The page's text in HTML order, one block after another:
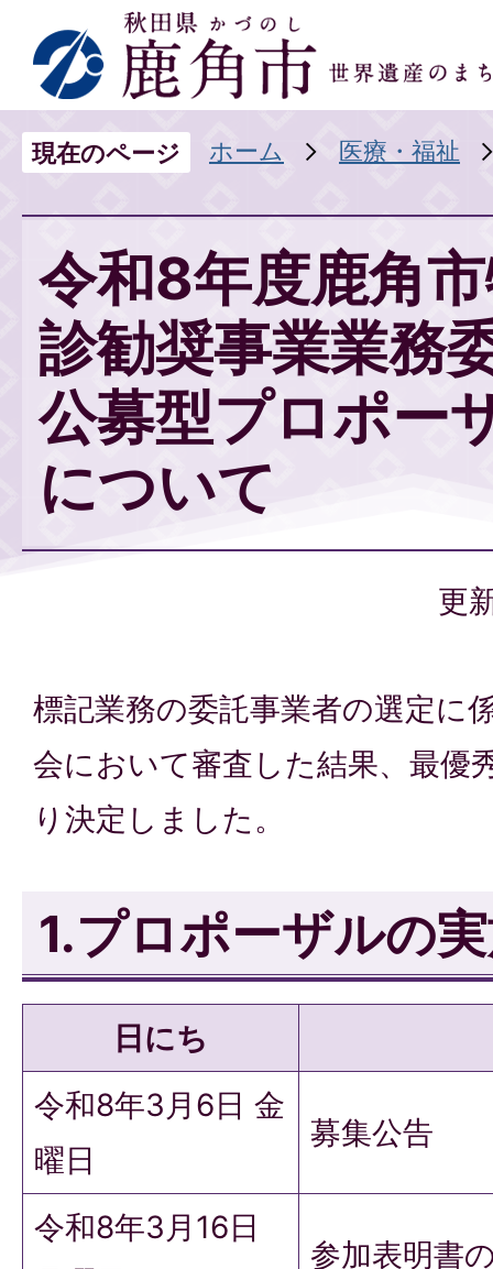
現在のページ ホーム 医療・福祉
令和8年度鹿角
診勧奨事業業務
公募型プロポー
について
更
標記業務の委託事業者の選定に
会において審査した結果、最優
り決定しました。
1.プロポーザルの
日にち
令和8年3月6日 金
曜日
募集公告
令和8年3月16日
参加表明書